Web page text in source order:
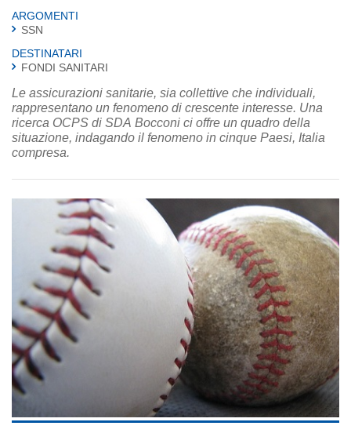
ARGOMENTI
SSN
DESTINATARI
FONDI SANITARI
Le assicurazioni sanitarie, sia collettive che individuali,
rappresentano un fenomeno di crescente interesse. Una
ricerca OCPS di SDA Bocconi ci offre un quadro della
situazione, indagando il fenomeno in cinque Paesi, Italia
compresa.